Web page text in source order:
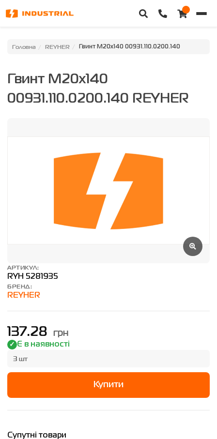
Головна
Категорії
Головна REYHER Гвинт M20x140 00931.110.0200.140
Гвинт M20x140
00931.110.0200.140 REYHER
АРТИКУЛ:
RYH 5281935
БРЕНД:
REYHER
137.28 грн
Є в наявності
3 шт
Купити
Супутні товари